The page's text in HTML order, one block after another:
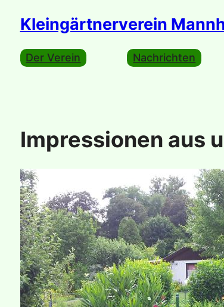
Kleingärtnerverein
Der Verein Nachrichten
Impressionen aus